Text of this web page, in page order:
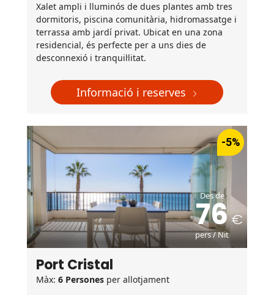
Xalet ampli i lluminós de dues plantes amb tres
dormitoris, piscina comunitària, hidromassatge i
terrassa amb jardí privat. Ubicat en una zona
residencial, és perfecte per a uns dies de
desconnexió i tranquil·litat.
Informació i reserves
-5%
Des de
76
pers / Nit
Port Cristal
Màx: 6 Persones per allotjament